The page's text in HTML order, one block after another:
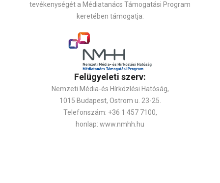
tevékenységét a Médiatanács Támogatási Program
keretében támogatja:
Felügyeleti szerv:
Nemzeti Média-és Hírközlési Hatóság,
1015 Budapest, Ostrom u. 23-25.
Telefonszám: +36 1 457 7100,
honlap: www.nmhh.hu